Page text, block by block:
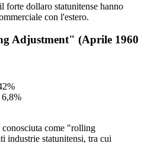
forte dollaro statunitense hanno
con l'estero.
Adjustment" (Aprile 1960
6,8%
conosciuta come "rolling
industrie statunitensi, tra cui